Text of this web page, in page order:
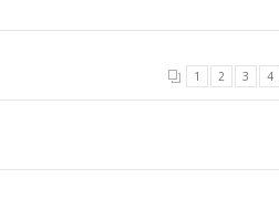
1 2 3 4